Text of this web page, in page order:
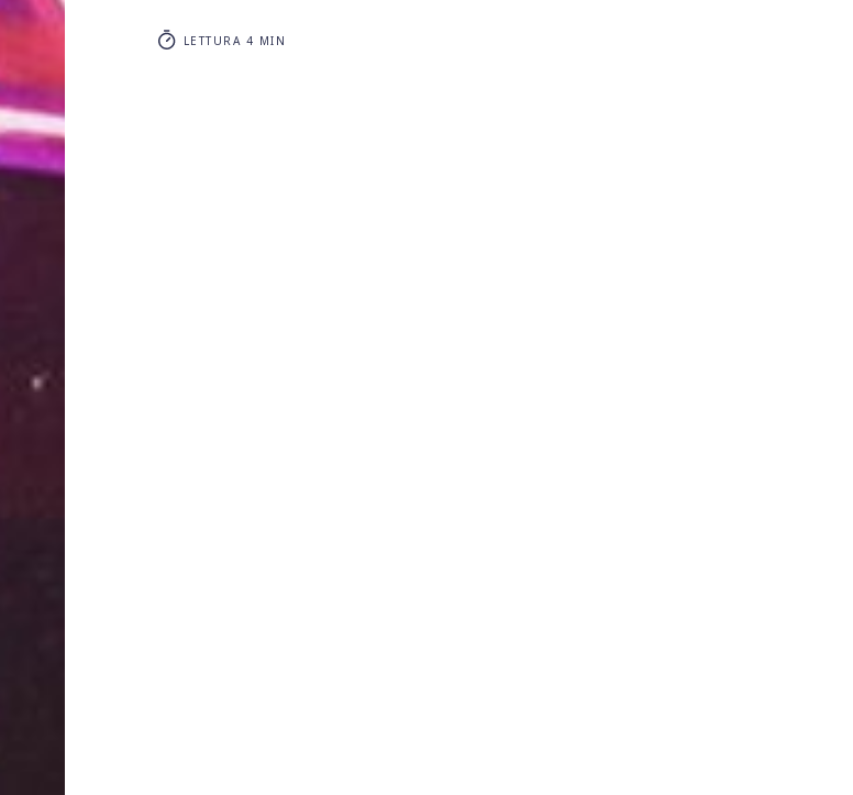
LETTURA 4 MIN